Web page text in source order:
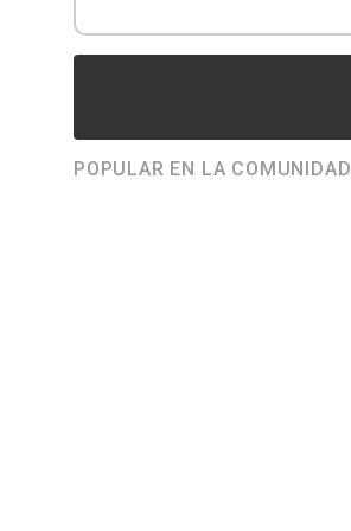
POPULAR EN LA COMUNIDAD